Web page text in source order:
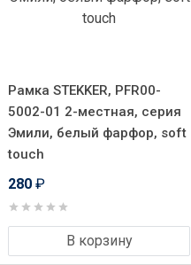
Рамка STEKKER, PFR00-
5002-01 2-местная, серия
Эмили, белый фарфор, soft
touch
280 ₽
В корзину